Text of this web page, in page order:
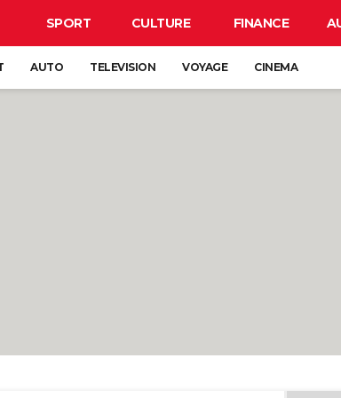
SPORT CULTURE FINANCE
AUTO TELEVISION VOYAGE CINEMA